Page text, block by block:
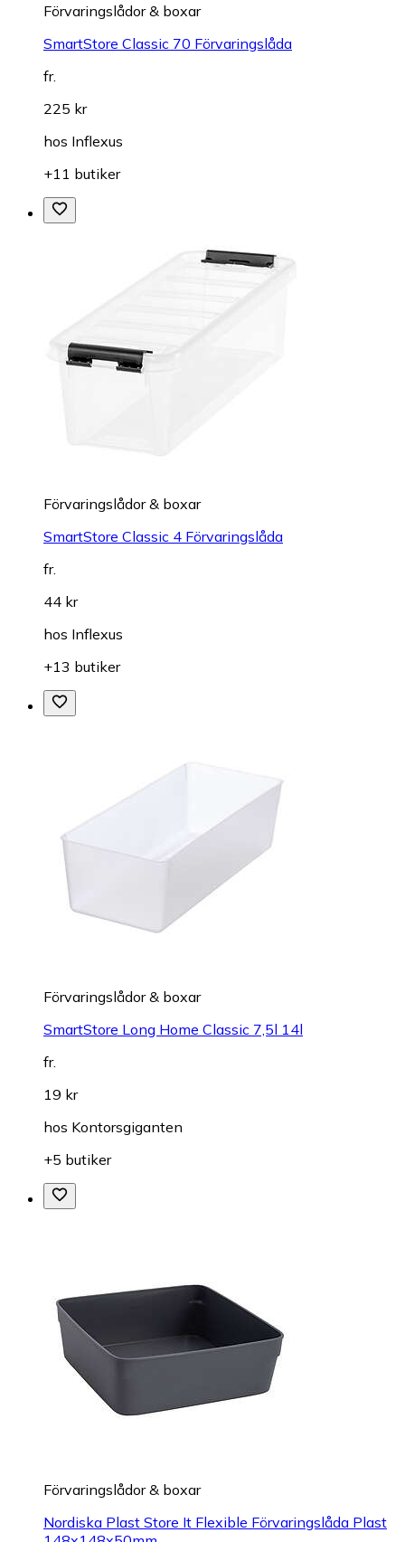
Förvaringslådor & boxar
SmartStore Classic 70 Förvaringslåda
fr.
225 kr
hos Inflexus
+11 butiker
Förvaringslådor & boxar
SmartStore Classic 4 Förvaringslåda
fr.
44 kr
hos Inflexus
+13 butiker
Förvaringslådor & boxar
SmartStore Long Home Classic 7,5l 14l
fr.
19 kr
hos Kontorsgiganten
+5 butiker
Förvaringslådor & boxar
Nordiska Plast Store It Flexible Förvaringslåda Plast